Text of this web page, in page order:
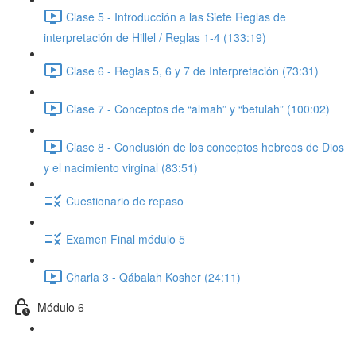
Clase 5 - Introducción a las Siete Reglas de
interpretación de Hillel / Reglas 1-4 (133:19)
Clase 6 - Reglas 5, 6 y 7 de Interpretación (73:31)
Clase 7 - Conceptos de “almah” y “betulah” (100:02)
Clase 8 - Conclusión de los conceptos hebreos de Dios
y el nacimiento virginal (83:51)
Cuestionario de repaso
Examen Final módulo 5
Charla 3 - Qábalah Kosher (24:11)
Módulo 6